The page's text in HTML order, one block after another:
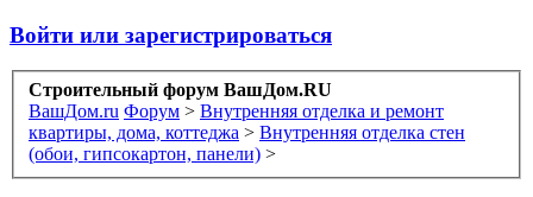
Войти или зарегистрироваться
Строительный форум ВашДом.RU
ВашДом.ru Форум > Внутренняя отделка и ремонт
квартиры, дома, коттеджа > Внутренняя отделка стен
(обои, гипсокартон, панели) >